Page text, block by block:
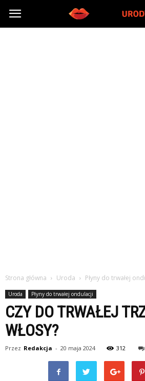
Morzeurody.pl
Strona główna Uroda Płyny do trwałej
Uroda Płyny do trwałej ondulacji
CZY DO TRWAŁEJ
WŁOSY?
Przez Redakcja - 20 maja 2024 312